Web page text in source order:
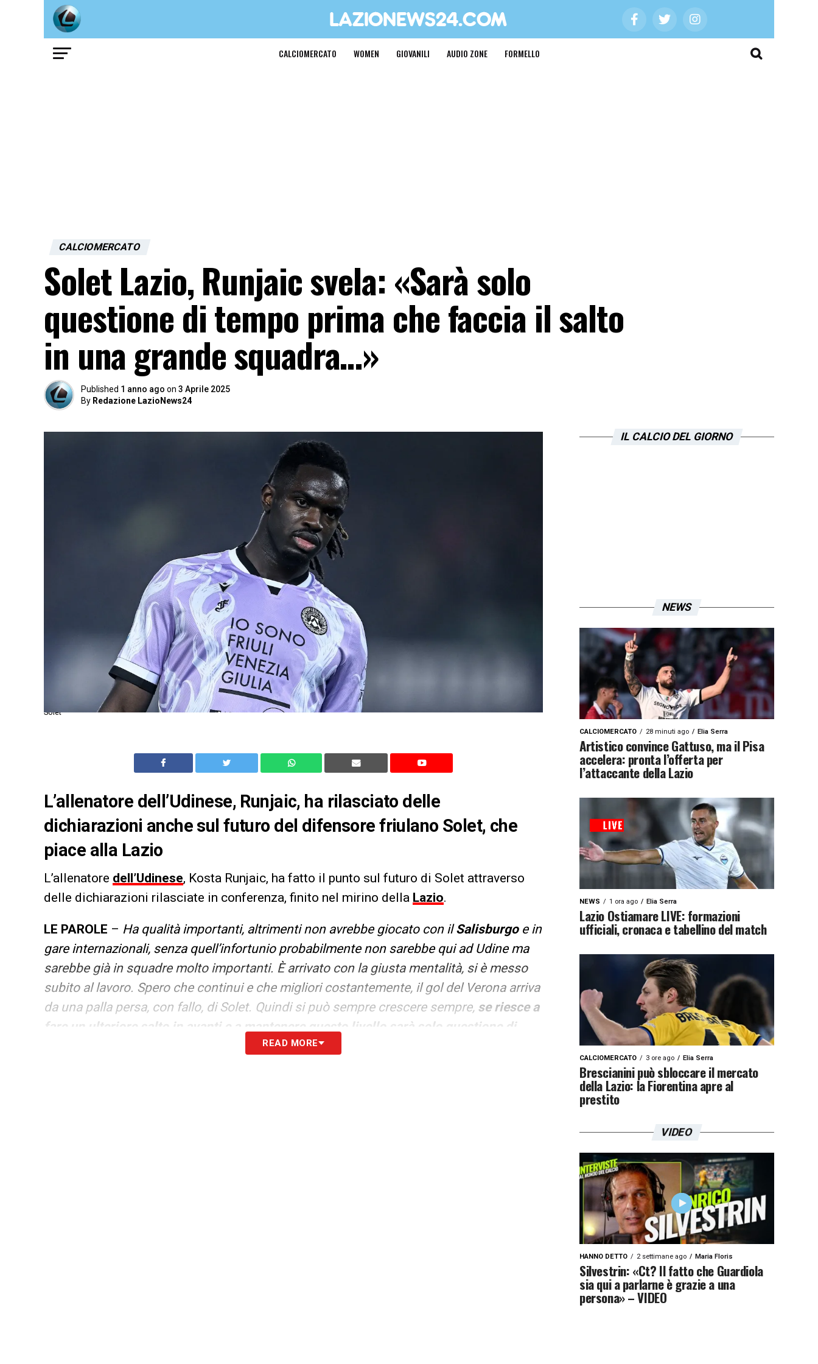
CALCIOMERCATO WOMEN GIOVANILI AUDIO ZONE FORMELLO
CALCIOMERCATO
Solet Lazio, Runjaic svela: «Sarà solo
questione di tempo prima che faccia il salto
in una grande squadra…»
Published 1 anno ago on 3 Aprile 2025
By Redazione LazioNews24
Solet
L’allenatore dell’Udinese, Runjaic, ha rilasciato delle
dichiarazioni anche sul futuro del difensore friulano Solet, che
piace alla Lazio
L’allenatore dell’Udinese, Kosta Runjaic, ha fatto il punto sul futuro di Solet attraverso
delle dichiarazioni rilasciate in conferenza, finito nel mirino della Lazio.
LE PAROLE – Ha qualità importanti, altrimenti non avrebbe giocato con ilSalisburgoe in
gare internazionali, senza quell’infortunio probabilmente non sarebbe qui ad Udine ma
sarebbe già in squadre molto importanti. È arrivato con la giusta mentalità, si è messo
subito al lavoro. Spero che continui e che migliori costantemente, il gol del Verona arriva
da una palla persa, con fallo, di Solet. Quindi si può sempre crescere sempre, se riesce a
fare un ulteriore salto in avanti e a mantenere questo livello sarà solo questione di
READ MORE
IL CALCIO DEL GIORNO
NEWS
CALCIOMERCATO 28 minuti ago Elia Serra
Artistico convince Gattuso, ma il Pisa
accelera: pronta l’offerta per
l’attaccante della Lazio
NEWS 1 ora ago Elia Serra
Lazio Ostiamare LIVE: formazioni
ufficiali, cronaca e tabellino del match
CALCIOMERCATO 3 ore ago Elia Serra
Brescianini può sbloccare il mercato
della Lazio: la Fiorentina apre al
prestito
VIDEO
HANNO DETTO 2 settimane ago Maria Floris
Silvestrin: «Ct? Il fatto che Guardiola
sia qui a parlarne è grazie a una
persona» – VIDEO